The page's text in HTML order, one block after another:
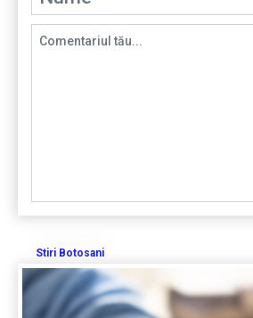
Stiri Botosani